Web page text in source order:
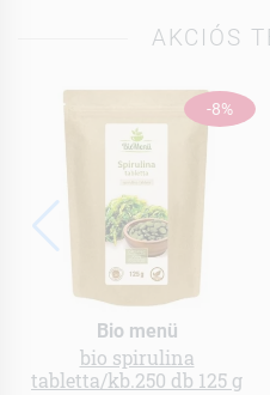
AKCIÓS
-8%
Bio menü
bio spirulina
tabletta/kb.250 db 125 g